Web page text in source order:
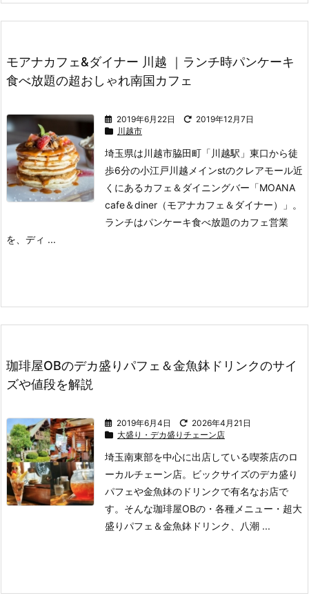
モアナカフェ&ダイナー 川越 ｜ランチ時パンケーキ
食べ放題の超おしゃれ南国カフェ
2019年6月22日
2019年12月7日
川越市
埼玉県は川越市脇田町「川越駅」東口から徒
歩6分の小江戸川越メインstのクレアモール近
くにあるカフェ＆ダイニングバー「MOANA
cafe＆diner（モアナカフェ＆ダイナー）」。
ランチはパンケーキ食べ放題のカフェ営業
を、ディ ...
珈琲屋OBのデカ盛りパフェ＆金魚鉢ドリンクのサイ
ズや値段を解説
2019年6月4日
2026年4月21日
大盛り・デカ盛りチェーン店
埼玉南東部を中心に出店している喫茶店のロ
ーカルチェーン店。
ビックサイズのデカ盛り
パフェや金魚鉢のドリンクで有名なお店で
す。 そんな珈琲屋OBの ・各種メニュー ・超大
盛りパフェ＆金魚鉢ドリンク、八潮 ...